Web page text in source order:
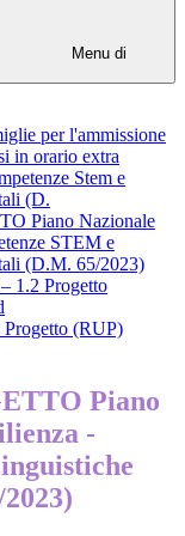
Menu di
per l'ammissione
in orario extra
Stem e
(D.
Piano Nazionale
STEM e
(D.M. 65/2023)
1.2 Progetto
(RUP)
Piano
-